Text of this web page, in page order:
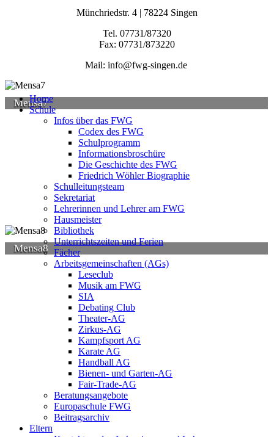
Mensa7
Mensa8
Münchriedstr. 4 | 78224 Singen
Tel. 07731/87320
Fax: 07731/873220
Mail: info@fwg-singen.de
Home
Schule
Infos über das FWG
Codex des FWG
Schulprogramm
Informationsbroschüre
Die Geschichte des FWG
Friedrich Wöhler Biographie
Schulleitungsteam
Sekretariat
Lehrerinnen und Lehrer am FWG
Hausmeister
Bibliothek
Unterrichtszeiten und Ferien
Fächer
Arbeitsgemeinschaften (AGs)
Leseclub
Musik am FWG
SIA
Debating Club
Theater-AG
Zirkus-AG
Kampfsport AG
Karate AG
Handball AG
Bienen- und Garten-AG
Fair-Trade-AG
Beratungsangebote
Europaschule FWG
Beitragsarchiv
Eltern